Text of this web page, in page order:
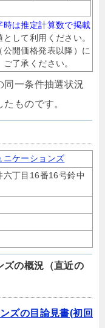
時は推定計算数で掲載
して利用ください。
開価格発表以降）に
了承ください。
一条件抽選状況
ものです。
ニケーションズ
丁目16番16号鈴中
ズの概況（直近の
ズの目論見書(初回